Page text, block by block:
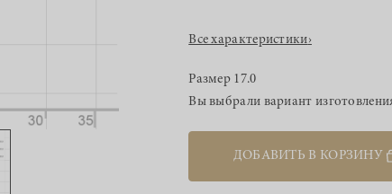
Все характеристики›
Размер 17.0
Вы выбрали вариант
ДОБАВИТЬ В КОРЗИНУ